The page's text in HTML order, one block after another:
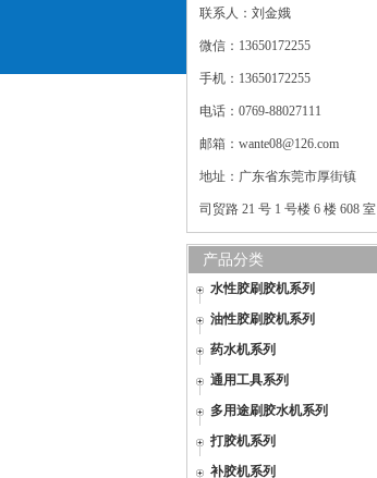
联系人：刘金娥
微信：13650172255
手机：13650172255
电话：0769-88027111
邮箱：wante08@126.com
地址：广东省东莞市厚街镇
司贸路 21 号 1 号楼 6 楼 608 室
产品分类
水性胶刷胶机系列
油性胶刷胶机系列
药水机系列
通用工具系列
多用途刷胶水机系列
打胶机系列
补胶机系列